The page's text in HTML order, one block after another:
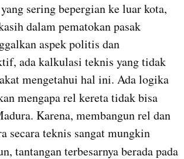
sering bepergian ke luar kota,
dalam pematokan pasak
aspek politis dan
ada kalkulasi teknis yang tidak
mengapa rel kereta tidak bisa
Karena, membangun rel dan
secara teknis sangat mungkin
tantangan terbesarnya berada pada